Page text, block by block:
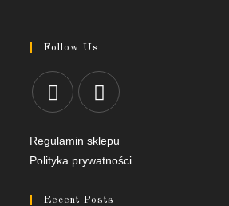
Follow Us
Regulamin sklepu
Polityka prywatności
Recent Posts